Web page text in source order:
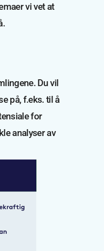
vi vet at
Du vil
på, f.eks. til å
for
analyser av